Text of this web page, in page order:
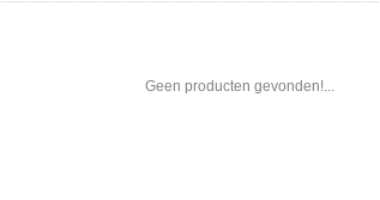
Geen producten gevonden!...